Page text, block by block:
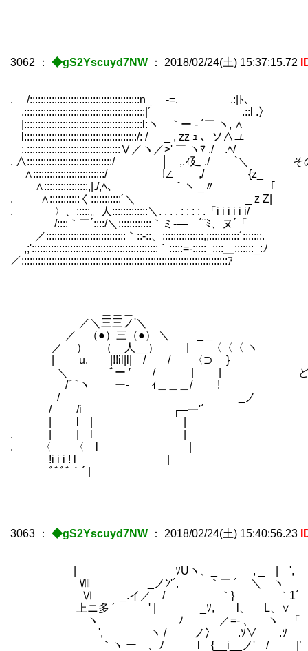
3062 ： ◆gS2Yscuyd7NW ： 2018/02/24(土) 15:37:15.72
. /::::::::::::::::::::::::::::::::::::::::n_ -=. .:|ﾄ、
.::::::::::::::::::::::::::::::::::::::::::::|´ .::l .冫
|:::::::::::::::::::::::::::::::::::::::::::l:ヽ ｀ー - ´￣ ヽ, ∧
l:::::::::::::::::::::::::::::::::::::::::/: / _ , zz ｭ 、ソ∧ユ
:.::::::::::::::::::::::::::::::::::Ⅴ／ヽ／>' ￣ ヽﾏ ./ .ﾍ/
. ∧:::::::::::::::::::::::::::::::/ │ ,.ｨ廴 ./ `＼ その方法
∧::::::::::::::::::::::::::/ !∠ ,/ {z_
∧::::::::::::::::,|./,ﾍ、 ＾ヽ _〃 「 という
. ∧:::::::::::く:::::::::::´＼ _ z Z|
. 〉、:::::。人:::::::::::::＼. . . . : : : : .「i i i i i i/
/::::｀￣´::::/＼::::::::::::｀ミ-― ´¨ﾐ、ヌ´「
／:::::::::::::::::::::::::::::｀::-::、:::::::::::::::,;:::::::::::´:::::::.
,;'::::::::::::::::::::::::::::::::::::::::::::::｀:::::=-:::::_::::＿:::::::_:ﾉ
／:::::::::::::::::::::::::::::::::::::::::::::::::::::::::::::::::::::::::::ｱ￣
／＼三三ノ'＼
／ （●）三（●） ＼ _＿
／ ） （__人__） | 〈〈〈 ヽ
| u. |!!il|l| / / 〈⊃ }
＼ ﾞー ′ / | | どういうこ
/⌒ヽ ー‐ ｨ＿＿＿/ !
/ _ノ 遠坂の魔術工房が、
/ /i ┌─一'´
. | | l |
. 〈 〈 l |
!i i i ! l |
ﾞﾞﾞﾞ｀´ |
3063 ： ◆gS2Yscuyd7NW ： 2018/02/24(土) 15:40:56.23
| ｿUヽ、_ , _ | ',
Ⅷ _ノﾝ'´, ｀￣ ´ ＼ ヽ
Ⅵ _.イ／ / ｀} ｀1´ ';.
上ニ多 ´ ' | _ｿ, l、 L、∨
ヽ ﾉ ／=- 、 ヽ 「 .∨ ＼ この
', ヽ / ノ冫 .ｿ∨ .ｿ .
｀ヽ ー 、ﾉ l {__i__ノ'